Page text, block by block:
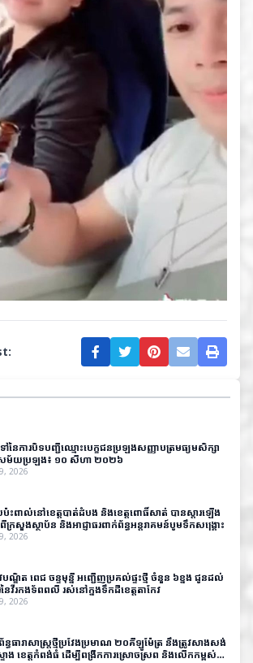
ៅ​នៃ​ការ​បិទ​បញ្ជី​ឈ្មោះ​បេក្ខជន​ប្រឡង​សញ្ញាបត្រ​មធ្យម​សិក្សា​
យ​ប្រឡង៖ ១០ សីហា ២០២៦
2026
ះពាល់នៅខេត្តបាត់ដំបង និងខេត្តពោធិ៍សាត់ បានស្តារឡើង
រសួងស្ថាប័ន និងអាជ្ញាធរពាក់ព័ន្ធអន្តរាគមន៍បូមទឹកសង្គ្រោះ
2026
ណ្ឌិត ពេជ ចន្ទមុន្នី អញ្ជើញប្រគល់ផ្ទះថ្មី ចំនួន ៦ខ្នង ជូនដល់
នៃវីរកងទ័ពពលី រស់នៅក្នុងទឹកដីខេត្តតាកែវ
2026
ន្ធធារាសាស្ត្រថ្មីប្រវែងប្រមាណ ២០គីឡូម៉ែត្រ នឹងត្រូវសាងសង់
ង ខេត្តកំពង់ធំ ដើម្បីពង្រីកការស្រោចស្រព និងលើកកម្ពស់